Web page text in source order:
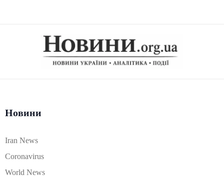
Новини
Iran News
Coronavirus
World News